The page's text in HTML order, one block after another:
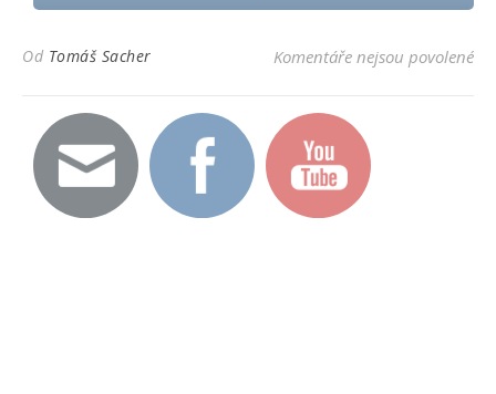
Od Tomáš Sacher Komentáře nejsou povolenéu